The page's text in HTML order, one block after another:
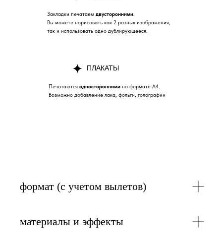
ПЛАКАТЫ
Закладки печатаем двусторонними.
Вы можете нарисовать как 2 разных изображения,
так и использовать одно дублирующееся.
Печатаются односторонними на формате А4.
Возможно добавление лака, фольги, голографии
формат (с учетом вылетов)
материалы и эффекты